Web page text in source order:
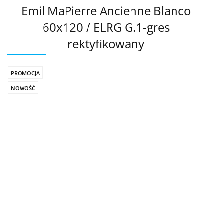
Emil MaPierre Ancienne Blanco
60x120 / ELRG G.1-gres
rektyfikowany
PROMOCJA
NOWOŚĆ